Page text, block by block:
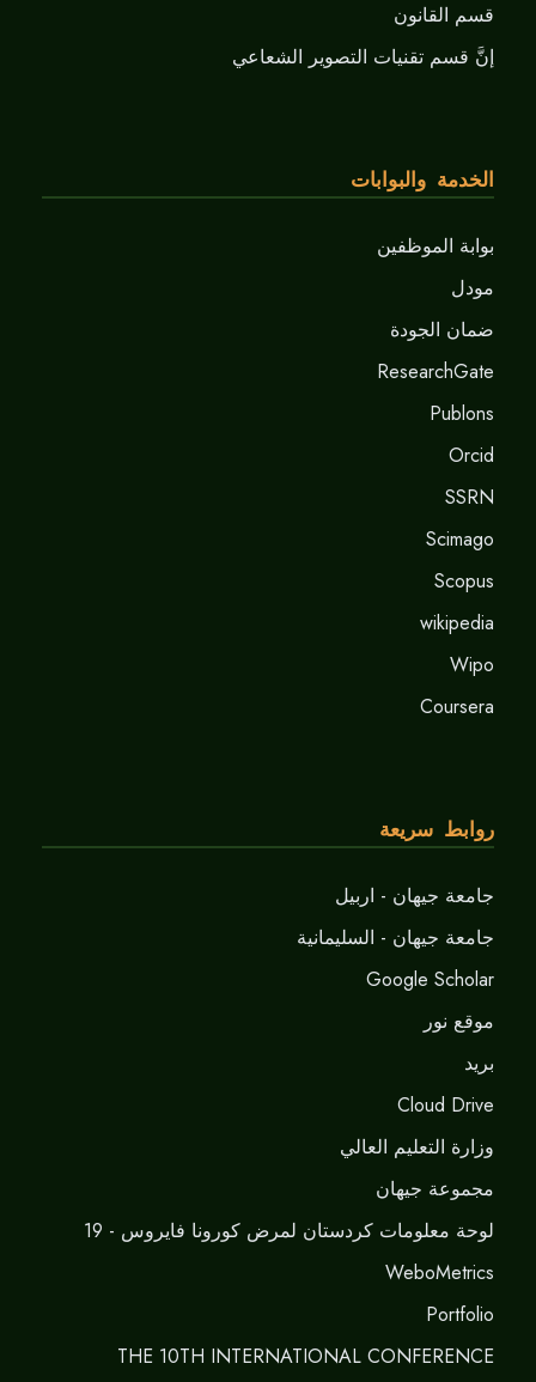
قسم القانون
إنَّ قسم تقنيات التصوير الشعاعي
الخدمة والبوابات
بوابة الموظفين
مودل
ضمان الجودة
ResearchGate
Publons
Orcid
SSRN
Scimago
Scopus
wikipedia
Wipo
Coursera
روابط سريعة
جامعة جيهان - اربيل
جامعة جيهان - السليمانية
Google Scholar
موقع نور
برید
Cloud Drive
وزارة التعليم العالي
مجموعة جيهان
لوحة معلومات كردستان لمرض كورونا فايروس - 19
WeboMetrics
Portfolio
THE 10TH INTERNATIONAL CONFERENCE